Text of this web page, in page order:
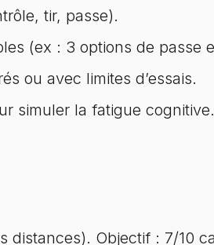
tir, passe).
(ex : 3 options de passe
ou avec limites d’essais.
simuler la fatigue cognitive.
distances). Objectif : 7/10